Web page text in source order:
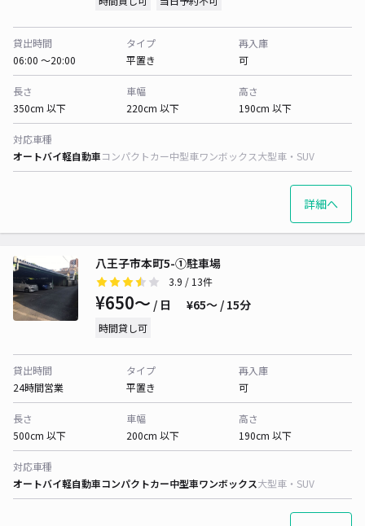
貸出時間
06:00 〜20:00
タイプ
平置き
再入庫
可
長さ
350cm 以下
車幅
220cm 以下
高さ
190cm 以下
対応車種
オートバイ軽自動車コンパクトカー中型車ワンボックス大型車・SUV
詳細へ
八王子市本町5-①駐車場
3.9 / 13件
¥650〜 / 日 ¥65〜 / 15分
時間貸し可
貸出時間
24時間営業
タイプ
平置き
再入庫
可
長さ
500cm 以下
車幅
200cm 以下
高さ
190cm 以下
対応車種
オートバイ軽自動車コンパクトカー中型車ワンボックス大型車・SUV